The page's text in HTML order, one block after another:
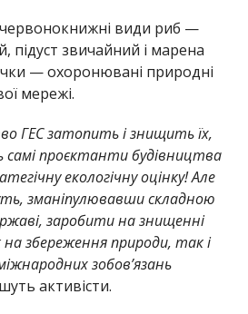
червонокнижні види риб —
підуст звичайний і марена
— охоронювані природні
мережі.
ГЕС затопить і знищить їх,
проєктанти будівництва
екологічну оцінку! Але
зманіпулювавши складною
заробити на знищенні
на збереження природи, так і
зобов’язань
активісти.